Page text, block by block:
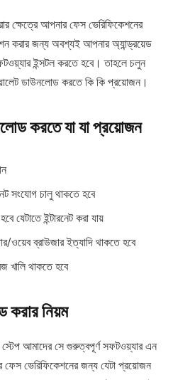
ক্ষেত্রে আপনার ফেস ভেরিফিকেশনের
করার জন্য অবশ্যই আপনার অ্যান্ড্রয়েড
ইন্সটল করতে হবে। তাহলে চলুন
ডাউনলোড করতে কি কি প্রয়োজন।
করতে যা যা প্রয়োজন
সংযোগ চালু থাকতে হবে
যেটাতে ইন্টারনেট করা যায়
ওয়েব ব্রাউজার ইত্যাদি থাকতে হবে
খালি থাকতে হবে
নিয়ম
আমাদের সে গুরুত্বপূর্ণ সফটওয়্যার এন
ফেস ভেরিফিকেশনের জন্য যেটা প্রয়োজন